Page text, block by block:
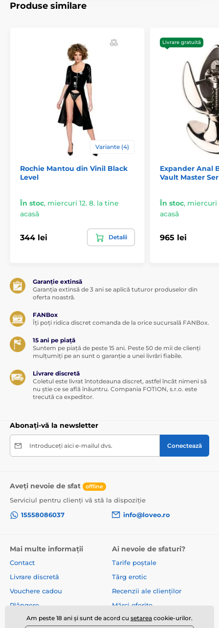
Produse similare
Variante (4)
Rochie Mantou din Vinil Black
Level
În stoc, miercuri 12. 8. la tine
acasă
344 lei Detalii
Livrare gratuită
Expander Anal
Vault Master
În stoc, miercuri
acasă
965 lei
Garanție extinsă
Garanția extinsă de 3 ani se aplică tuturor produselor din
oferta noastră.
FANBox
Îți poți ridica discret comanda de la orice sucursală FANBox.
15 ani pe piață
Suntem pe piață de peste 15 ani. Peste 50 de mii de clienți
mulțumiți pe an sunt o garanție a unei livrări fiabile.
Livrare discretă
Coletul este livrat întotdeauna discret, astfel încât nimeni să
nu știe ce se află înăuntru. Compania FOTION, s.r.o. este
trecută ca expeditor.
Abonați-vă la newsletter
Introduceți aici e-mailul dvs. Conectează
Aveți nevoie de sfat offline
Serviciul pentru clienți vă stă la dispoziție
15558086037
info@loveo.ro
Mai multe informații
Contact
Livrare discretă
Vouchere cadou
Plângere
Despre noi
Ai nevoie de sfaturi?
Tarife poștale
Târg erotic
Recenzii ale clienților
Mărci oferite
Termeni și condiții
Am peste 18 ani și sunt de acord cu setarea cookie-urilor.